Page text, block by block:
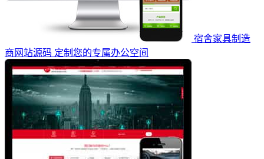
宿舍家具制造
商网站源码 定制您的专属办公空间